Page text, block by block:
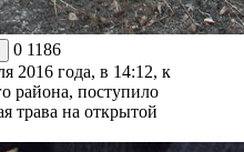
0 1186
2016 года, в 14:12, к
района, поступило
трава на открытой